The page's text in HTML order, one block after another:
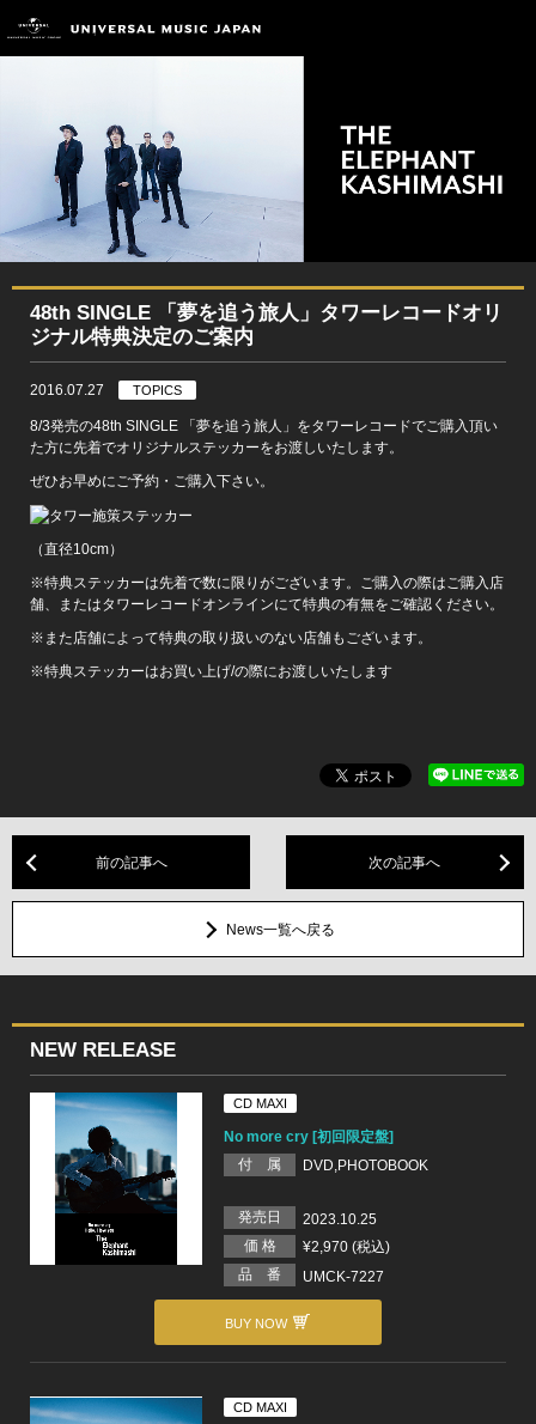
48th SINGLE 「夢を追う旅人」タワーレコードオリ
ジナル特典決定のご案内
2016.07.27 TOPICS
8/3発売の48th SINGLE 「夢を追う旅人」をタワーレコードでご購入頂い
た方に先着でオリジナルステッカーをお渡しいたします。
ぜひお早めにご予約・ご購入下さい。
（直径10cm）
※特典ステッカーは先着で数に限りがございます。ご購入の際はご購入店
舗、またはタワーレコードオンラインにて特典の有無をご確認ください。
※また店舗によって特典の取り扱いのない店舗もございます。
※特典ステッカーはお買い上げ/の際にお渡しいたします
前の記事へ 次の記事へ
News一覧へ戻る
NEW RELEASE
CD MAXI
No more cry [初回限定盤]
付 属
DVD,PHOTOBOOK
発売日
2023.10.25
価 格
¥2,970 (税込)
品 番
UMCK-7227
BUY NOW
CD MAXI